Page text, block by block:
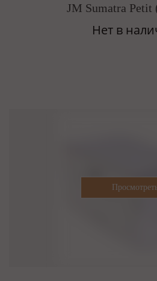
JM Sumatra Petit
Нет в